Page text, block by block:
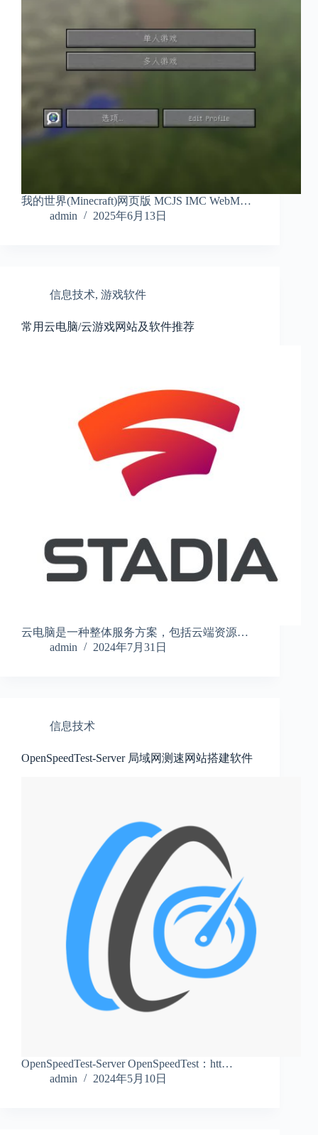
我的世界(Minecraft)网页版 MCJS IMC WebM…
admin
2025年6月13日
信息技术, 游戏软件
常用云电脑/云游戏网站及软件推荐
云电脑是一种整体服务方案，包括云端资源…
admin
2024年7月31日
信息技术
OpenSpeedTest-Server 局域网测速网站搭建软件
OpenSpeedTest-Server OpenSpeedTest：htt…
admin
2024年5月10日